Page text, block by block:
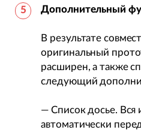
Дополнительный
В результате
оригинальный
расширен, а также
следующий
— Список досье. Вся
автоматически